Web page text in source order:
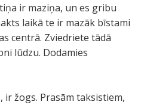
ir maziņa, un es gribu
laikā te ir mazāk bīstami
centrā. Zviedriete tādā
lūdzu. Dodamies
ir žogs. Prasām taksistiem,